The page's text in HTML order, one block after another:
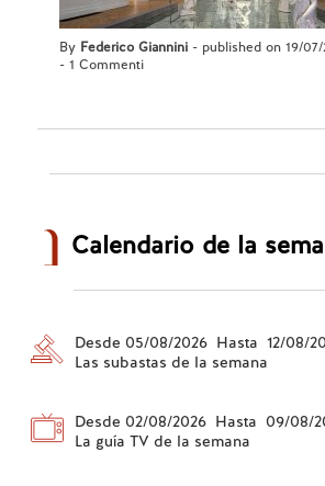
By Federico Giannini - published on 19/07/
-1 Commenti
Calendario de la
Desde 05/08/2026 Hasta 12/08/
Las subastas de la semana
Desde 02/08/2026 Hasta 09/08/
La guía TV de la semana